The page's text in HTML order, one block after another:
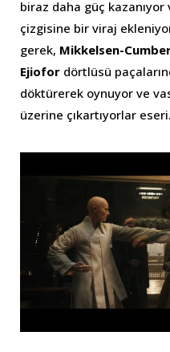
biraz daha güç
çizgisine bir viraj
gerek, Mikkelsen-
Ejiofor dörtlüsü
döktürerek oynuyor ve
üzerine çıkartıyorlar eseri.